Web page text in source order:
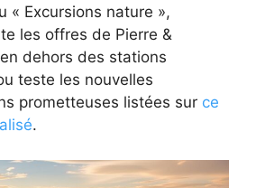
« Excursions nature »,
les offres de Pierre &
dehors des stations
teste les nouvelles
prometteuses listées sur ce
.